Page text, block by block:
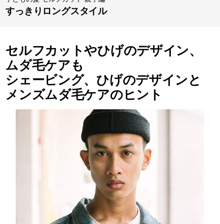
すっきりロングスタイル
セルフカットやひげのデザイン、
ムダ毛ケアも
シェービング、ひげのデザインと
メンズムダ毛ケアのヒント